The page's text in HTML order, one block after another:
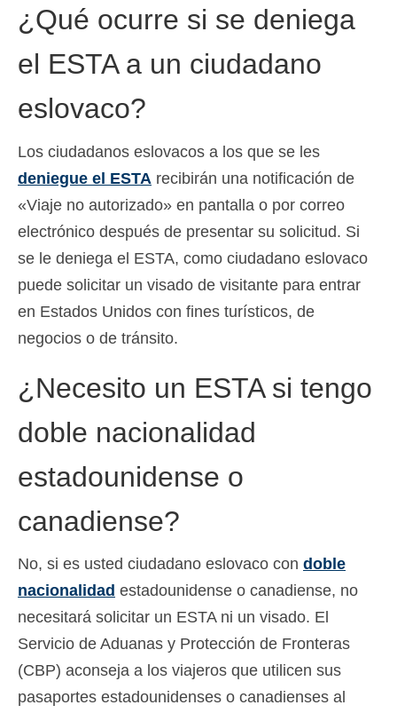
¿Qué ocurre si se deniega
el ESTA a un ciudadano
eslovaco?
Los ciudadanos eslovacos a los que se les
deniegue el ESTA recibirán una notificación de
«Viaje no autorizado» en pantalla o por correo
electrónico después de presentar su solicitud. Si
se le deniega el ESTA, como ciudadano eslovaco
puede solicitar un visado de visitante para entrar
en Estados Unidos con fines turísticos, de
negocios o de tránsito.
¿Necesito un ESTA si tengo
doble nacionalidad
estadounidense o
canadiense?
No, si es usted ciudadano eslovaco con doble
nacionalidad estadounidense o canadiense, no
necesitará solicitar un ESTA ni un visado. El
Servicio de Aduanas y Protección de Fronteras
(CBP) aconseja a los viajeros que utilicen sus
pasaportes estadounidenses o canadienses al